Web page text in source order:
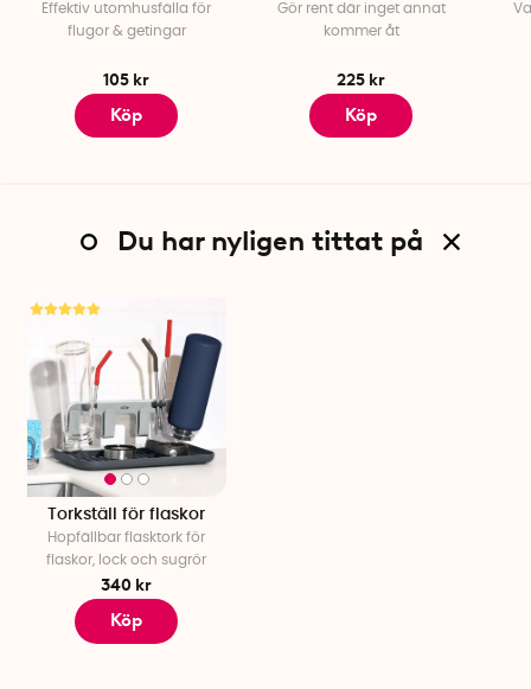
Effektiv utomhusfälla för
flugor & getingar
105 kr
Köp
Gör rent där inget annat
kommer åt
225 kr
Köp
Du har nyligen tittat på
Torkställ för flaskor
Hopfällbar flasktork för
flaskor, lock och sugrör
340 kr
Köp